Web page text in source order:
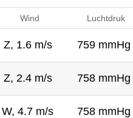
Wind Luchtdruk
Z, 1.6 m/s 759 mmHg
Z, 2.4 m/s 758 mmHg
W, 4.7 m/s 758 mmHg